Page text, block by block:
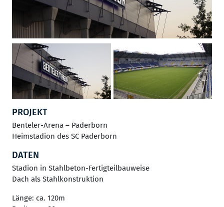
PROJEKT
Benteler-Arena – Paderborn
Heimstadion des SC Paderborn
DATEN
Stadion in Stahlbeton-Fertigteilbauweise
Dach als Stahlkonstruktion
Länge: ca. 120m